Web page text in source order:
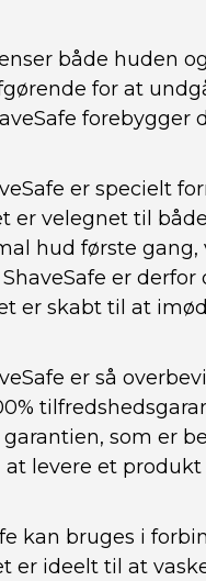
både huden
for at
forebygger
er specielt
er velegnet til
hud første
er derfor
er skabt til at
er så
som er
at levere et
kan bruges i
er ideelt til at